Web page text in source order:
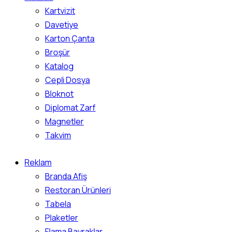
Kartvizit
Davetiye
Karton Çanta
Broşür
Katalog
Cepli Dosya
Bloknot
Diplomat Zarf
Magnetler
Takvim
Reklam
Branda Afiş
Restoran Ürünleri
Tabela
Plaketler